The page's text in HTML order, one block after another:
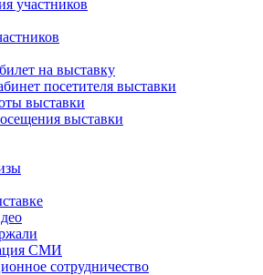
участников
на выставку
посетителя выставки
выставки
выставки
СМИ
сотрудничество